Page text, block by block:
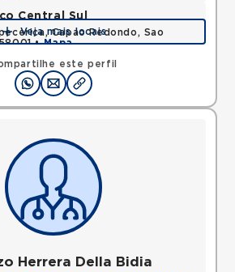
este perfil
Central Sul
Capao Redondo, Sao
•Mapa
Veja mais locais
Herrera Della Bidia